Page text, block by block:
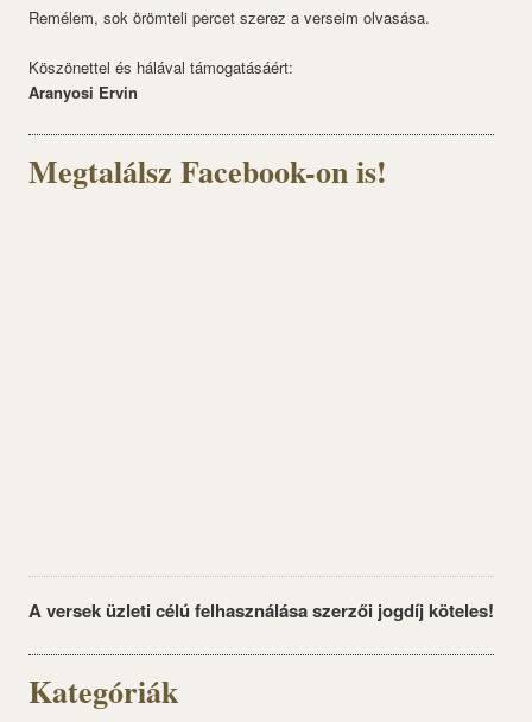
Remélem, sok örömteli percet szerez a verseim olvasása.
Köszönettel és hálával támogatásáért:
Aranyosi Ervin
Megtalálsz Facebook-on is!
A versek üzleti célú felhasználása szerzői jogdíj köteles!
Kategóriák